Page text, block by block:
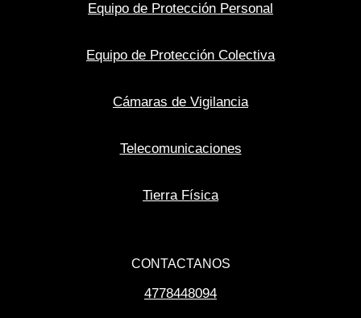
Equipo de Protección Personal
Equipo de Protección Colectiva
Cámaras de Vigilancia
Telecomunicaciones
Tierra Física
CONTACTANOS
4778448094